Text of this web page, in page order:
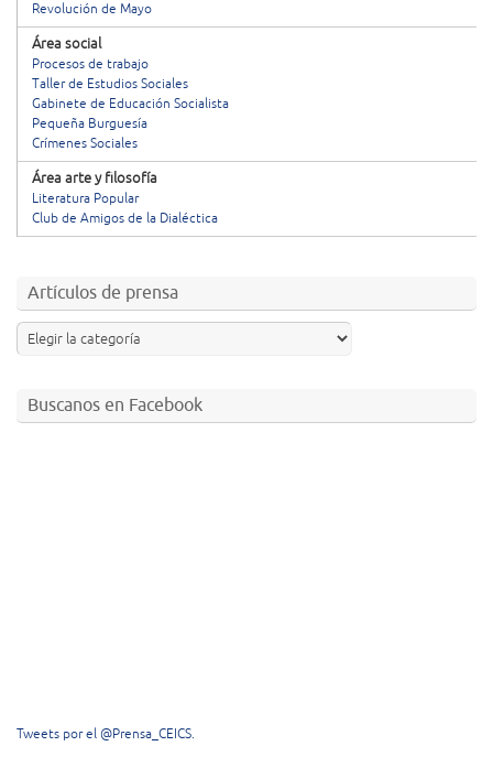
Revolución de Mayo
Área social
Procesos de trabajo
Taller de Estudios Sociales
Gabinete de Educación Socialista
Pequeña Burguesía
Crímenes Sociales
Área arte y filosofía
Literatura Popular
Club de Amigos de la Dialéctica
Artículos de prensa
Buscanos en Facebook
Tweets por el @Prensa_CEICS.